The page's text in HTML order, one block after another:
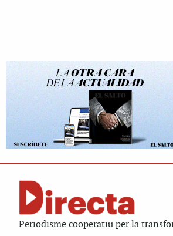
Periodisme cooperatiu per la